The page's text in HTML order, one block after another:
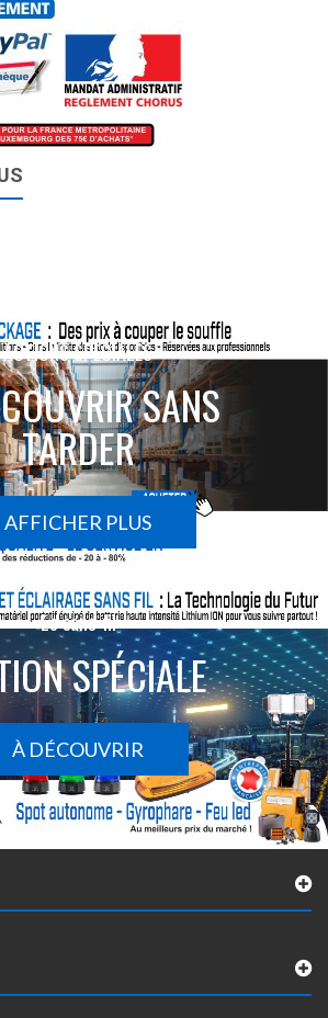
ACTIONS SPÉCIALES
SANS
TARDER
AFFICHER PLUS
Le sans-fil
SPÉCIALE
À DÉCOUVRIR